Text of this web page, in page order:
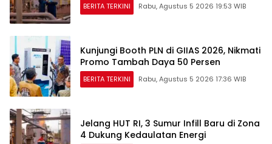
BERITA TERKINI Rabu, Agustus 5 2026 19:53 WIB
Kunjungi Booth PLN di GIIAS 2026, Nikmati
Promo Tambah Daya 50 Persen
BERITA TERKINI Rabu, Agustus 5 2026 17:36 WIB
Jelang HUT RI, 3 Sumur Infill Baru di Zona
4 Dukung Kedaulatan Energi